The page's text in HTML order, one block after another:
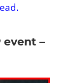
event –